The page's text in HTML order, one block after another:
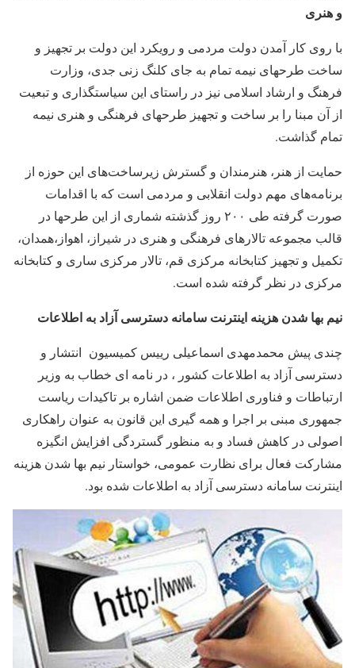
و هنری
با روی کار آمدن دولت مردمی و رویکرد این دولت بر تجهیز و
ساخت طرحهای نیمه تمام به جای کلنگ زنی جدی، وزارت
فرهنگ و ارشاد اسلامی نیز در راستای این سیاستگذاری و تبعیت
از آن مبنا را بر ساخت و تجهیز طرحهای فرهنگی و هنری نیمه
تمام گذاشت.
حمایت از هنر، هنرمندان و گسترش زیرساخت‌های این حوزه از
برنامه‌های مهم دولت انقلابی و مردمی است که با اقدامات
صورت گرفته طی ۲۰۰ روز گذشته شماری از این طرحها در
قالب مجموعه تالارهای فرهنگی و هنری در شیراز، اهواز،همدان،
تکمیل و تجهیز کتابخانه مرکزی قم، تالار مرکزی ساری و کتابخانه
مرکزی در نظر گرفته شده است.
نیم بها شدن هزینه اینترنت سامانه دسترسی آزاد به اطلاعات
چندی پیش محمدمهدی اسماعیلی رییس کمیسیون انتشار و
دسترسی آزاد به اطلاعات کشور ، در نامه ای خطاب به وزیر
ارتباطات و فناوری اطلاعات ضمن اشاره بر تاکیدات ریاست
جمهوری مبنی بر اجرا و همه گیری این قانون به عنوان راهکاری
اصولی در کاهش فساد و به منظور گستردگی افزایش انگیزه
مشارکت فعال برای نظارت عمومی، خواستار نیم بها شدن هزینه
اینترنت سامانه دسترسی آزاد به اطلاعات شده بود.